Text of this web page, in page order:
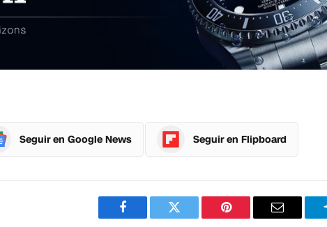
Seguir en Google News Seguir en Flipboard
FacebookTwitter PinterestCorreo